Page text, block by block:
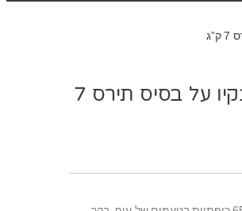
מזון לחתולים פריסקיז ברבקיו על בסיס תירס 7